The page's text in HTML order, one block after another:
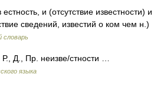
и (отсутствие известности) и
сведений, известий о ком чем н.)
словарь
Д., Пр. неизве/стности …
языка